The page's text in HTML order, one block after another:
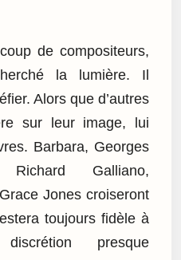
de compositeurs,
la lumière. Il
Alors que d’autres
sur leur image, lui
Barbara, Georges
Galliano,
Jones croiseront
toujours fidèle à
presque